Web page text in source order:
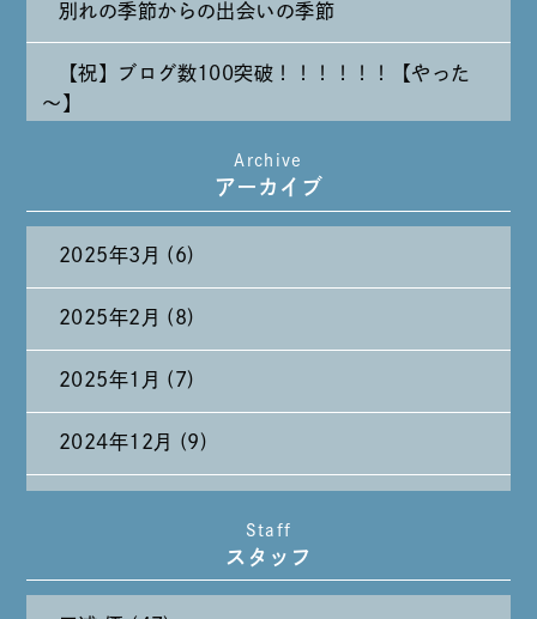
別れの季節からの出会いの季節
【祝】ブログ数100突破！！！！！！【やった
～】
たまには純喫茶なんて～～～
Archive
アーカイブ
2025年3月 (6)
2025年2月 (8)
2025年1月 (7)
2024年12月 (9)
Staff
スタッフ